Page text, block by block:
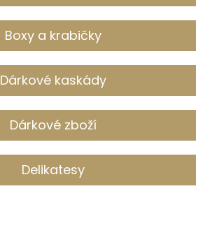
Boxy a krabičky
Dárkové kaskády
Dárkové zboží
Delikatesy